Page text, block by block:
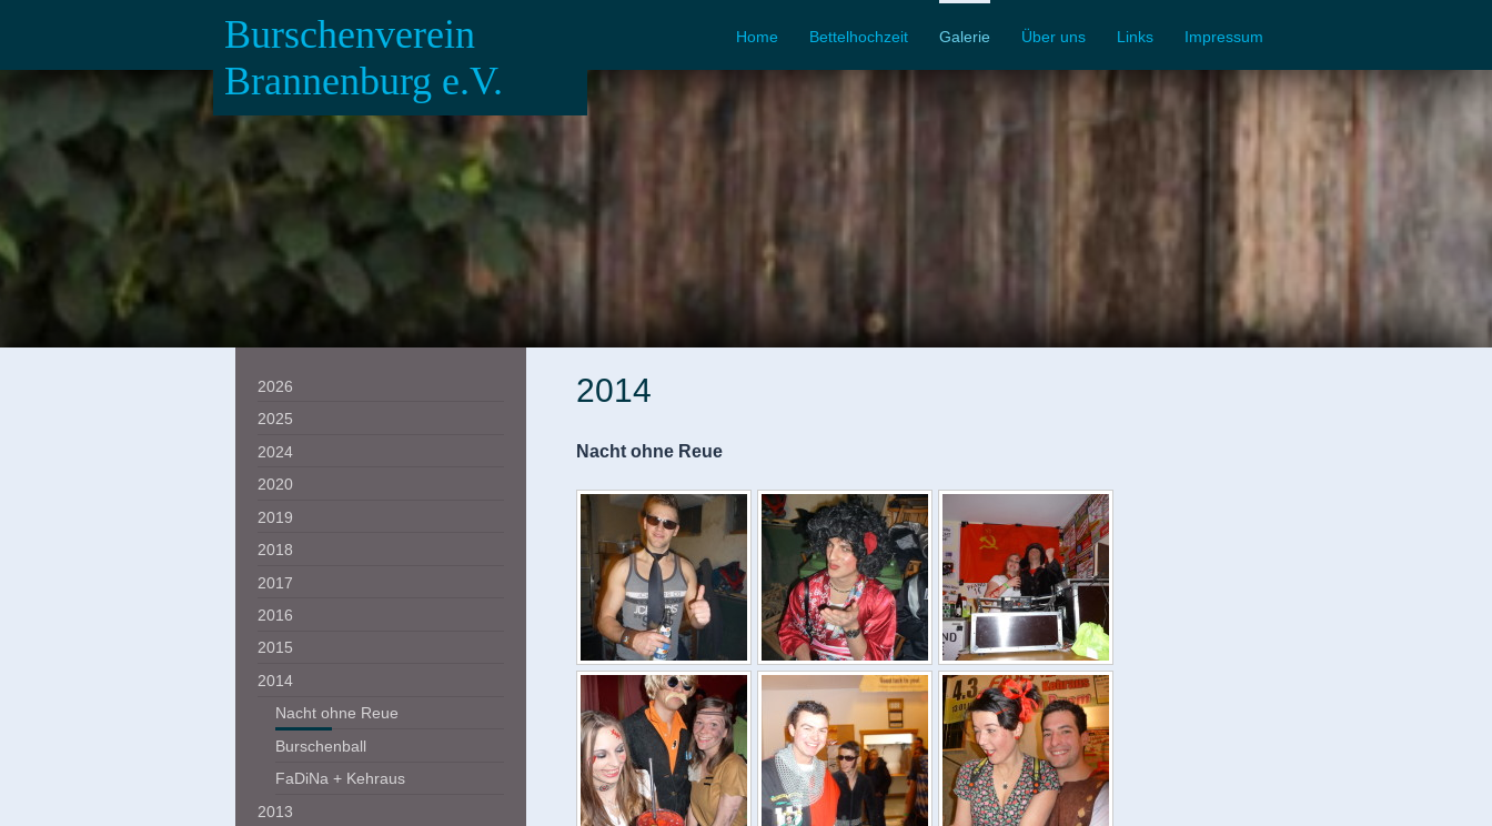
Burschenverein
Brannenburg e.V.
Home Bettelhochzeit Galerie Über uns Links Impressum
2014
Nacht ohne Reue
2026
2025
2024
2020
2019
2018
2017
2016
2015
2014
Nacht ohne Reue
Burschenball
FaDiNa + Kehraus
2013